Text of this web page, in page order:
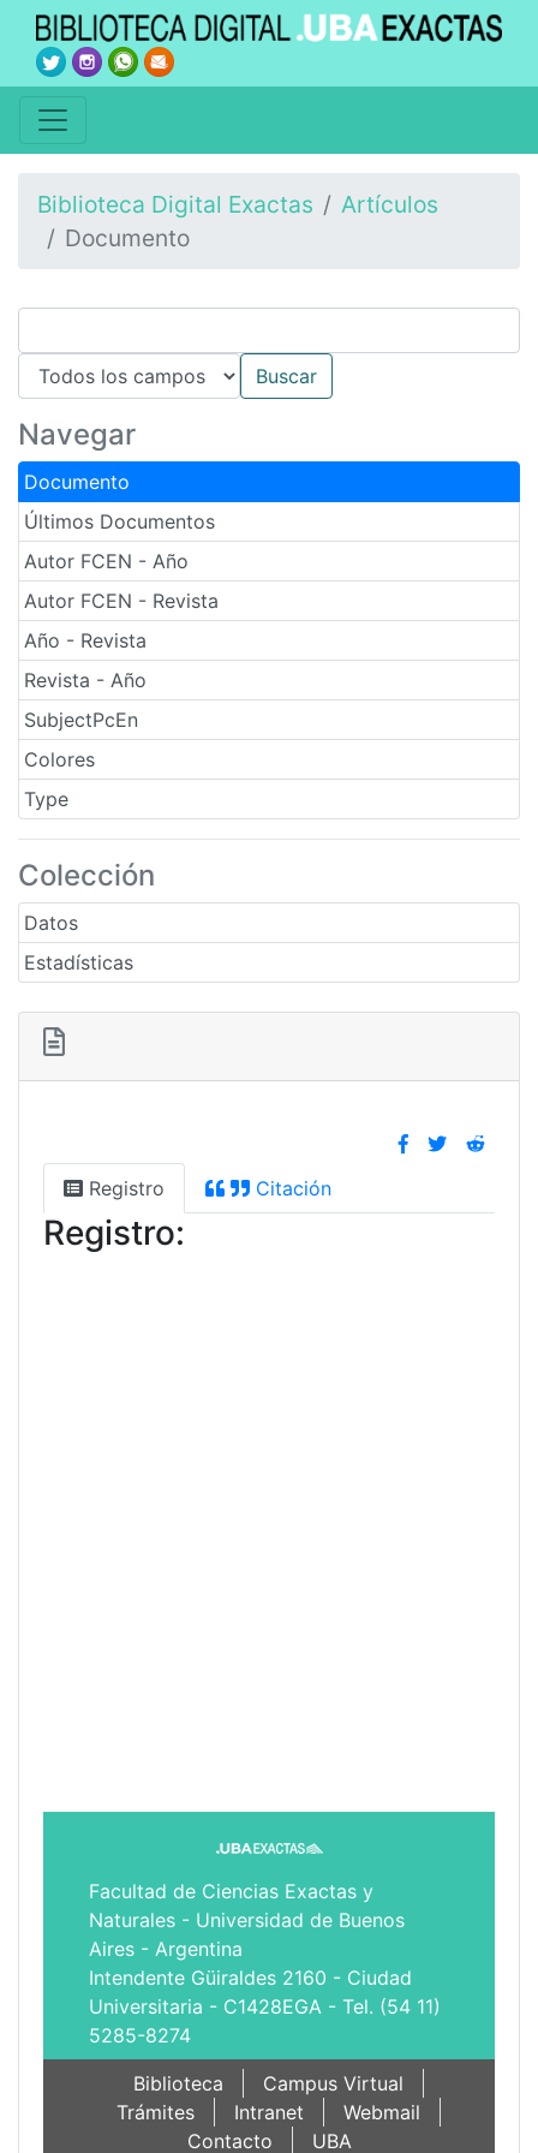
Biblioteca Digital Exactas
Artículos
Documento
Navegar
Documento
Últimos Documentos
Autor FCEN - Año
Autor FCEN - Revista
Año - Revista
Revista - Año
SubjectPcEn
Colores
Type
Colección
Datos
Estadísticas
Registro Citación
Registro:
Facultad de Ciencias Exactas y
Naturales - Universidad de Buenos
Aires - Argentina
Intendente Güiraldes 2160 - Ciudad
Universitaria - C1428EGA - Tel. (54 11)
5285-8274
Biblioteca
Campus Virtual
Trámites
Intranet
Webmail
Contacto
UBA